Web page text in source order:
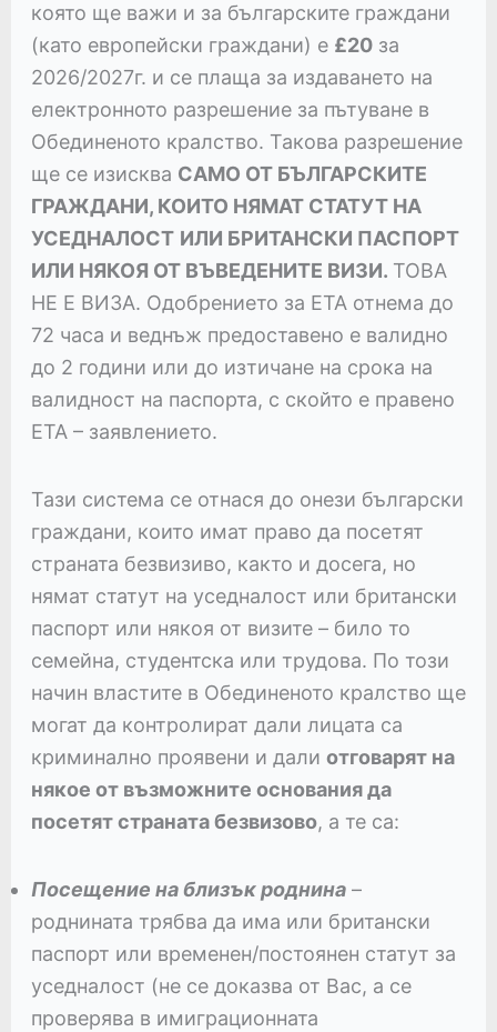
която ще важи и за българските граждани
(като европейски граждани) е £20за
2026/2027г. и се плаща за издаването на
електронното разрешение за пътуване в
Обединеното кралство. Такова разрешение
ще се изисква САМО ОТ БЪЛГАРСКИТЕ
ГРАЖДАНИ, КОИТО НЯМАТ СТАТУТ НА
УСЕДНАЛОСТ ИЛИ БРИТАНСКИ ПАСПОРТ
ИЛИ НЯКОЯ ОТ ВЪВЕДЕНИТЕ ВИЗИ. ТОВА
НЕ Е ВИЗА. Одобрението за ETA отнема до
72 часа и веднъж предоставено е валидно
до 2 години или до изтичане на срока на
валидност на паспорта, с скойто е правено
ETA – заявлението.
Тази система се отнася до онези български
граждани, които имат право да посетят
страната безвизиво, както и досега, но
нямат статут на уседналост или британски
паспорт или някоя от визите – било то
семейна, студентска или трудова. По този
начин властите в Обединеното кралство ще
могат да контролират дали лицата са
криминално проявени и дали отговарят на
някое от възможните основания да
посетят страната безвизово, а те са:
Посещение на близък роднина–
роднината трябва да има или британски
паспорт или временен/постоянен статут за
уседналост (не се доказва от Вас, а се
проверява в имиграционната